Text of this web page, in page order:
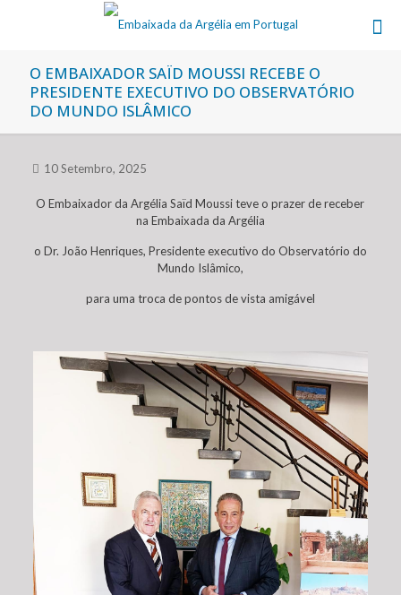
O EMBAIXADOR SAÏD MOUSSI RECEBE O
PRESIDENTE EXECUTIVO DO OBSERVATÓRIO
DO MUNDO ISLÂMICO
10 Setembro, 2025
O Embaixador da Argélia Saïd Moussiteve o prazer de receber
na Embaixada da Argélia
o Dr. João Henriques, Presidente executivo do Observatório do
Mundo Islâmico,
para uma troca de pontos de vista amigável